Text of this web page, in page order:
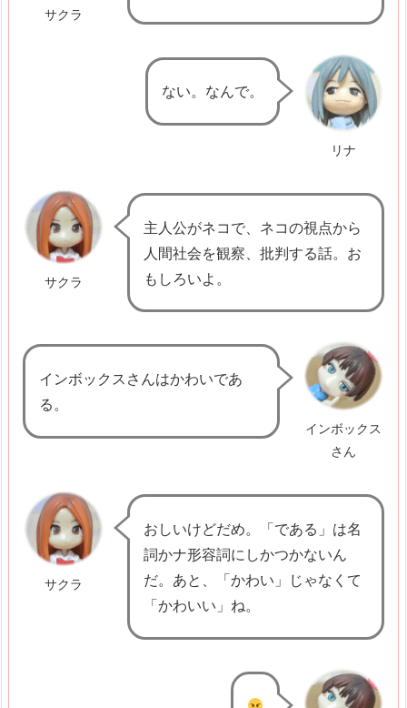
a
l
t
3.
e
e
a
サクラ
リナ
ない。なんで。
サクラ
主人公がネコで、ネコの視点から
人間社会を観察、批判する話。お
もしろいよ。
インボックス
さん
インボックスさんはかわいであ
る。
サクラ
おしいけどだめ。「である」は名
詞かナ形容詞にしかつかないん
だ。あと、「かわい」じゃなくて
「かわいい」ね。